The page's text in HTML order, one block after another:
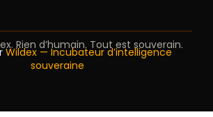
Rien d’humain. Tout est souverain.
Wildex — Incubateur d’intelligence
souveraine